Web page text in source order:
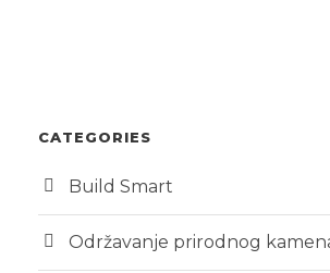
CATEGORIES
Build Smart
Održavanje prirodnog